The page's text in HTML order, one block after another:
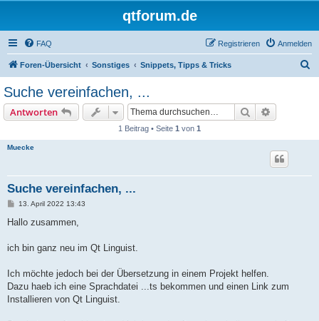
qtforum.de
FAQ Anmelden
Registrieren
Foren-Übersicht Sonstiges Snippets, Tipps & Tricks
Suche vereinfachen, ...
Antworten Suche
1 Beitrag • Seite 1 von 1
Muecke
Suche vereinfachen, ...
B
i
a
13. April 2022 13:43
Hallo zusammen,
ich bin ganz neu im Qt Linguist.
Ich möchte jedoch bei der Übersetzung in einem Projekt helfen.
Dazu haeb ich eine Sprachdatei ...ts bekommen und einen Link zum
Installieren von Qt Linguist.